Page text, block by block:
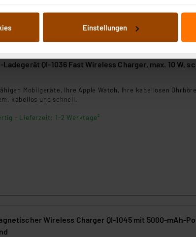
dargestellten bzw. die von Ihnen
Auflistung der einzelnen Cookies nach Zweck
Ihre erteilte Zustimmung können Sie jederzeit unter
Rechtmäßigkeit der Speicherung, Abrufung und
zum Zeitpunkt des Widerrufs bleibt hiervon unberührt.
nicht längerfristig gespeichert werden und
personenbezogene Daten in den USA. Ihre
ggf. auch die Verarbeitung Ihrer Daten in den USA
und zu der jeweiligen Datenübermittlung
der EU. Dies bedeutet, dass die
eingestuft wird. So besteht etwa das Risiko, dass
Einstellungen
QI-1036 Fast Wireless Charger, max. 10 W,
Mobilgeräte, Ihre Apple Watch, Ihre kabellosen
kabellos und schnell.
- Lieferzeit: 1-2 Werktage²
Wireless Charger QI-1045 mit 5000-mAh-